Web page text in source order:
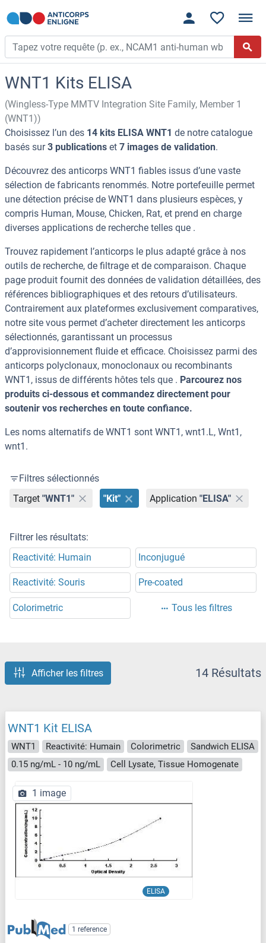
WNT1 Kits ELISA
(Wingless-Type MMTV Integration Site Family, Member 1
(WNT1))
Choisissez l’un des 14 kits ELISA WNT1 de notre catalogue
basés sur3 publications et 7 images de validation.
Découvrez des anticorps WNT1 fiables issus d’une vaste
sélection de fabricants renommés. Notre portefeuille permet
une détection précise de WNT1 dans plusieurs espèces, y
compris Human, Mouse, Chicken, Rat, et prend en charge
diverses applications de recherche telles que .
Trouvez rapidement l’anticorps le plus adapté grâce à nos
outils de recherche, de filtrage et de comparaison. Chaque
page produit fournit des données de validation détaillées, des
références bibliographiques et des retours d’utilisateurs.
Contrairement aux plateformes exclusivement comparatives,
notre site vous permet d’acheter directement les anticorps
sélectionnés, garantissant un processus
d’approvisionnement fluide et efficace. Choisissez parmi des
anticorps polyclonaux, monoclonaux ou recombinants
WNT1, issus de différents hôtes tels que . Parcourez nos
produits ci-dessous et commandez directement pour
soutenir vos recherches en toute confiance.
Les noms alternatifs de WNT1 sont WNT1, wnt1.L, Wnt1,
wnt1.
Filtres sélectionnés
Target "WNT1" "Kit" Application "ELISA"
Filtrer les résultats:
Reactivité: Humain
Inconjugué
Reactivité: Souris Pre-coated
Colorimetric Tous les filtres
Afficher les filtres 14 Résultats
WNT1 Kit ELISA
WNT1 Reactivité: Humain Colorimetric
Sandwich ELISA
0.15 ng/mL - 10 ng/mL
Cell Lysate, Tissue Homogenate
ELISA
1 image
1 reference